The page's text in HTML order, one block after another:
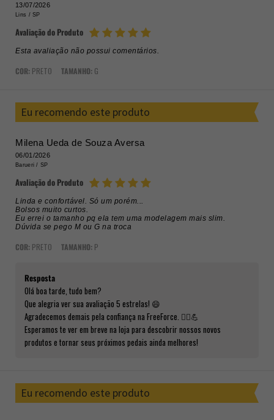
13/07/2026
Lins /SP
Avaliação do Produto
Esta avaliação não possui comentários.
COR: PRETO TAMANHO: G
Eu recomendo este produto
Milena Ueda de Souza Aversa
06/01/2026
Barueri / SP
Avaliação do Produto
Linda e confortável. Só um porém...
Bolsos muito curtos.
Eu errei o tamanho pq ela tem uma modelagem mais slim.
Dúvida se pego M ou G na troca
COR: PRETO TAMANHO: P
Resposta
Olá boa tarde, tudo bem?
Que alegria ver sua avaliação 5 estrelas! 😄
Agradecemos demais pela confiança na FreeForce. 🚴‍♂️💪
Esperamos te ver em breve na loja para descobrir nossos novos
produtos e tornar seus próximos pedais ainda melhores!
Eu recomendo este produto